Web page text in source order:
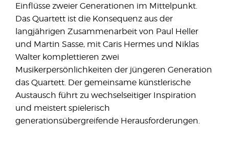
Einflüsse zweier Generationen im Mittelpunkt.
Das Quartett ist die Konsequenz aus der
langjährigen Zusammenarbeit von Paul Heller
und Martin Sasse, mit Caris Hermes und Niklas
Walter komplettieren zwei
Musikerpersönlichkeiten der jüngeren Generation
das Quartett. Der gemeinsame künstlerische
Austausch führt zu wechselseitiger Inspiration
und meistert spielerisch
generationsübergreifende Herausforderungen.